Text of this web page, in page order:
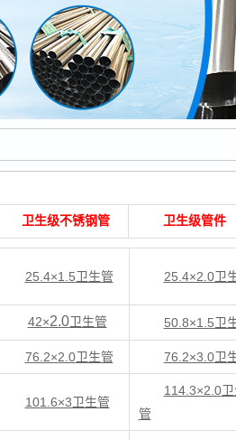
卫生级不锈钢管 卫生级管件
25.4×1.5卫生管 25.4×2.0卫
42×2.0卫生管 50.8×1.5卫
76.2×2.0卫生管 76.2×3.0卫
101.6×3卫生管
114.3×2.0卫
管